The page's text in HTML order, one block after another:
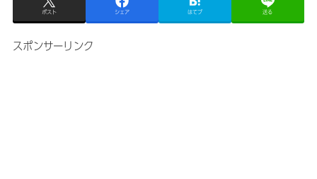
ポスト シェア はてブ 送る
スポンサーリンク